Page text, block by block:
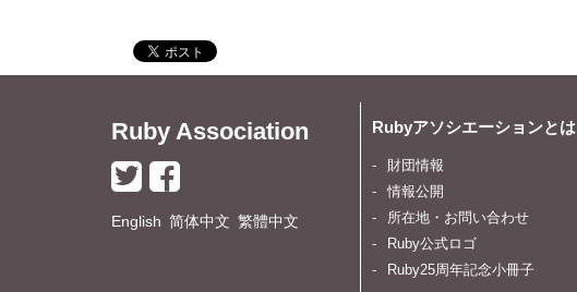
Rubyアソシエーションとは
財団情報
情報公開
所在地・お問い合わせ
Ruby公式ロゴ
Ruby25周年記念小冊子
Ruby Association
English 简体中文 繁體中文